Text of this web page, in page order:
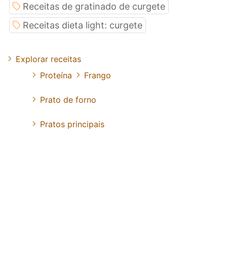
Receitas de gratinado de curgete
Receitas dieta light: curgete
Explorar receitas
Proteína
Frango
Prato de forno
Pratos principais